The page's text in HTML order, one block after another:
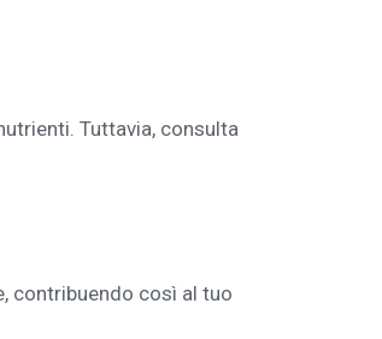
Tuttavia, consulta
contribuendo così al tuo